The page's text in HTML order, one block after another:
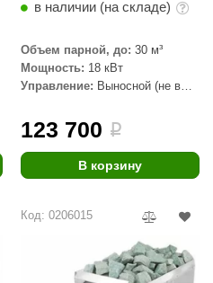
в наличии (на складе)
Объем парной, до: 30 м³
Мощность: 18 кВт
Управление: Выносной (не в
123 700 i
В корзину
Код: 0206015